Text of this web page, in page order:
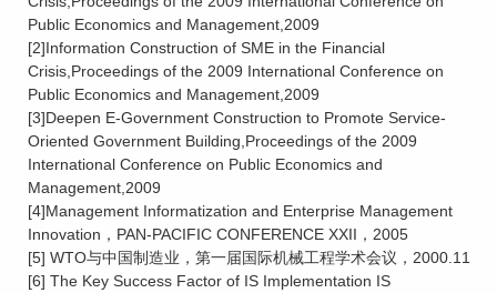
Public Economics and Management,2009
[2]Information Construction of SME in the Financial
Crisis,Proceedings of the 2009 International Conference on
Public Economics and Management,2009
[3]Deepen E-Government Construction to Promote Service-
Oriented Government Building,Proceedings of the 2009
International Conference on Public Economics and
Management,2009
[4]Management Informatization and Enterprise Management
Innovation，PAN-PACIFIC CONFERENCE XXII，2005
[5] WTO与中国制造业，第一届国际机械工程学术会议，2000.11
[6] The Key Success Factor of IS Implementation IS